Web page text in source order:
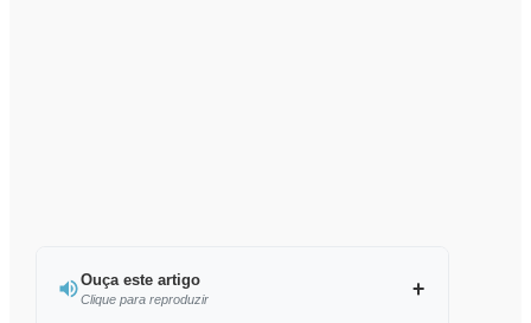
Ouça este artigo
Clique para reproduzir